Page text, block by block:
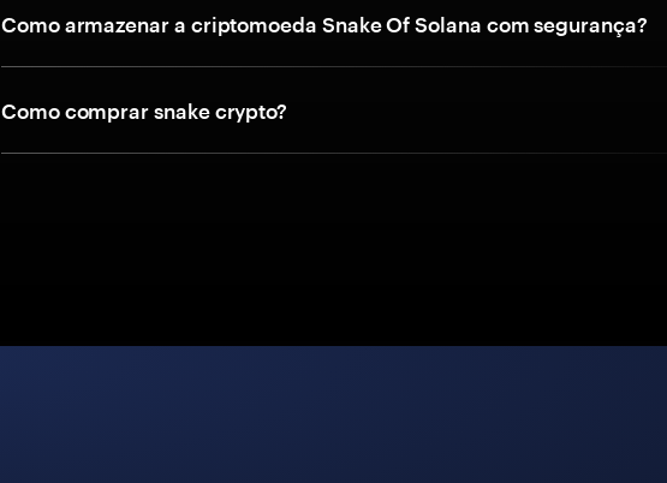
Como armazenar a criptomoeda Snake Of Solana com segurança?
Como comprar snake crypto?